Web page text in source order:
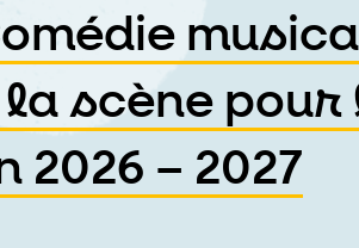
scène pour
2026 – 2027